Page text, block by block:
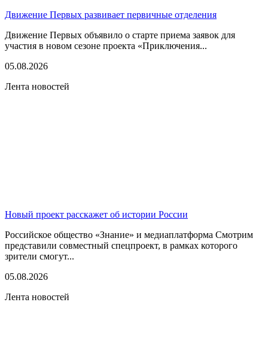
Движение Первых развивает первичные отделения
Движение Первых объявило о старте приема заявок для
участия в новом сезоне проекта «Приключения...
05.08.2026
Лента новостей
Новый проект расскажет об истории России
Российское общество «Знание» и медиаплатформа Смотрим
представили совместный спецпроект, в рамках которого
зрители смогут...
05.08.2026
Лента новостей